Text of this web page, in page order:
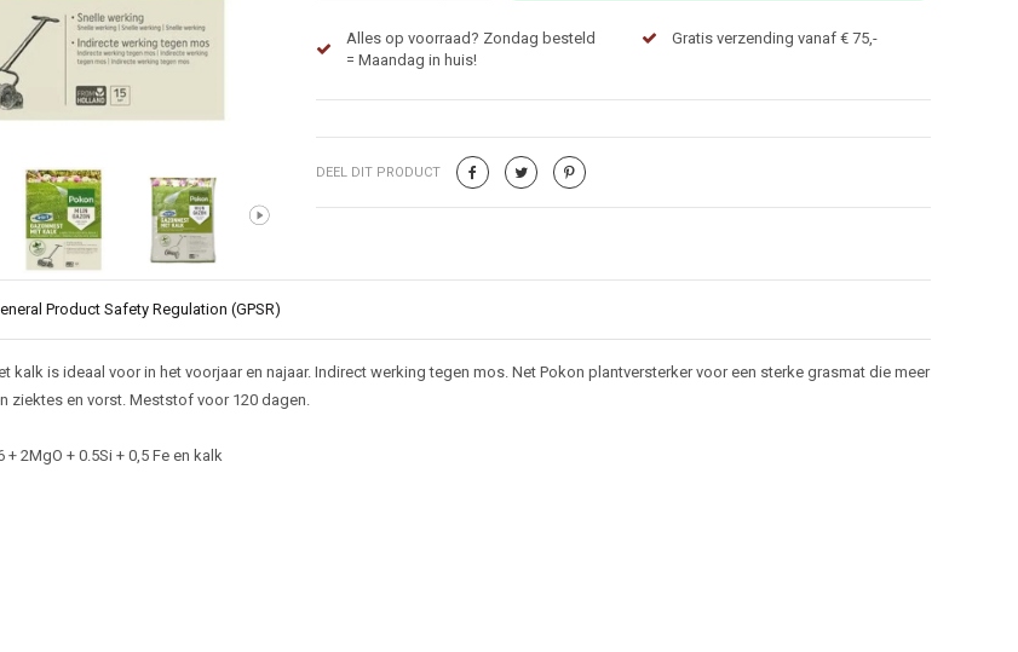
Alles op voorraad? Zondag besteld
= Maandag in huis!
Gratis verzending vanaf € 75,-
DEEL DIT PRODUCT
Product Safety Regulation (GPSR)
kalk is ideaal voor in het voorjaar en najaar. Indirect werking tegen mos. Net Pokon plantversterker voor een sterke grasmat die meer
ziektes en vorst. Meststof voor 120 dagen.
+ 2MgO + 0.5Si + 0,5 Fe en kalk